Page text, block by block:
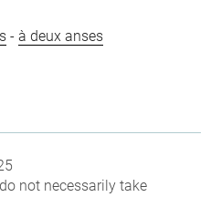
-à deux anses
not necessarily take